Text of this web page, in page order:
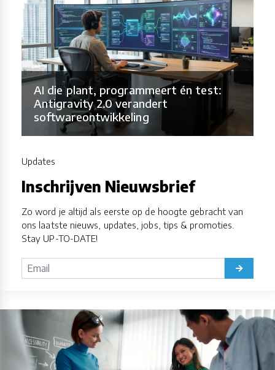
AI die plant, programmeert én test:
Antigravity 2.0 verandert
softwareontwikkeling
Updates
Inschrijven Nieuwsbrief
Zo word je altijd als eerste op de hoogte gebracht van
ons laatste nieuws, updates, jobs, tips & promoties.
Stay UP-TO-DATE!